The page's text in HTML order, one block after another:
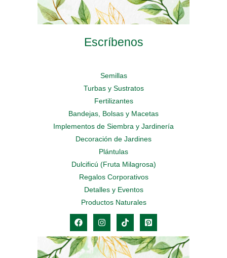
Escríbenos
Semillas
Turbas y Sustratos
Fertilizantes
Bandejas, Bolsas y Macetas
Implementos de Siembra y Jardinería
Decoración de Jardines
Plántulas
Dulcificú (Fruta Milagrosa)
Regalos Corporativos
Detalles y Eventos
Productos Naturales